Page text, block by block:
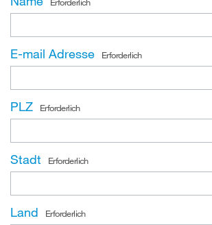
E-mail Adresse Erforderlich
PLZ Erforderlich
Stadt Erforderlich
Land Erforderlich